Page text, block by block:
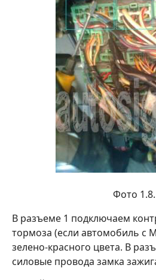
Фото 1.8.
В разъеме 1 подключаем
тормоза (если автомобиль с
зелено-красного цвета. В
силовые провода замка